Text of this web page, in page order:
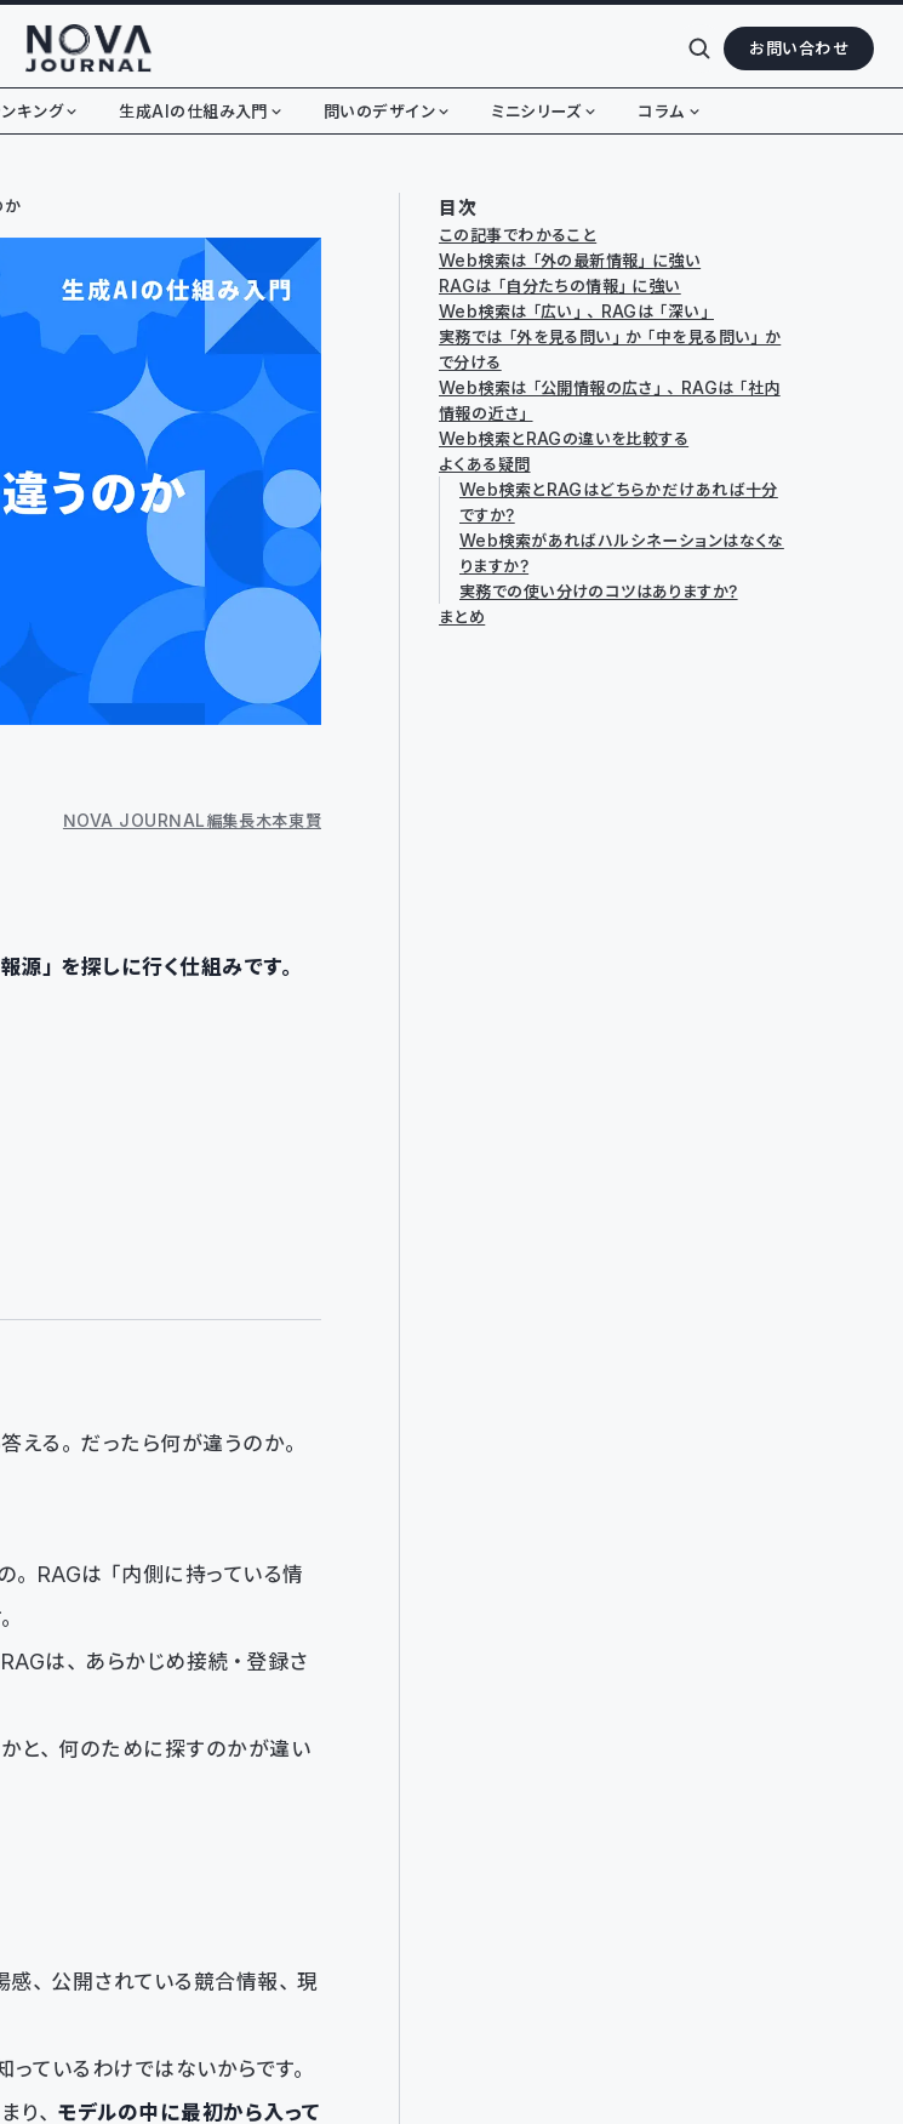
お問い合わせ
キング 生成AIの仕組み入門 問いのデザイン ミニシリーズ コラム
か
NOVA JOURNAL編集長 木本 東賢
」を探しに行く仕組みです。
える。だったら何が違うのか。
。RAGは「内側に持っている情
は、あらかじめ接続・登録さ
と、何のために探すのかが違い
、公開されている競合情報、現
ているわけではないからです。
り、 モデルの中に最初から入って
目次
この記事でわかること
Web検索は「外の最新情報」に強い
RAGは「自分たちの情報」に強い
Web検索は「広い」、RAGは「深い」
実務では「外を見る問い」か「中を見る問い」か
で分ける
Web検索は「公開情報の広さ」、RAGは「社内
情報の近さ」
Web検索とRAGの違いを比較する
よくある疑問
Web検索とRAGはどちらかだけあれば十分
ですか？
Web検索があればハルシネーションはなくな
りますか？
実務での使い分けのコツはありますか？
まとめ